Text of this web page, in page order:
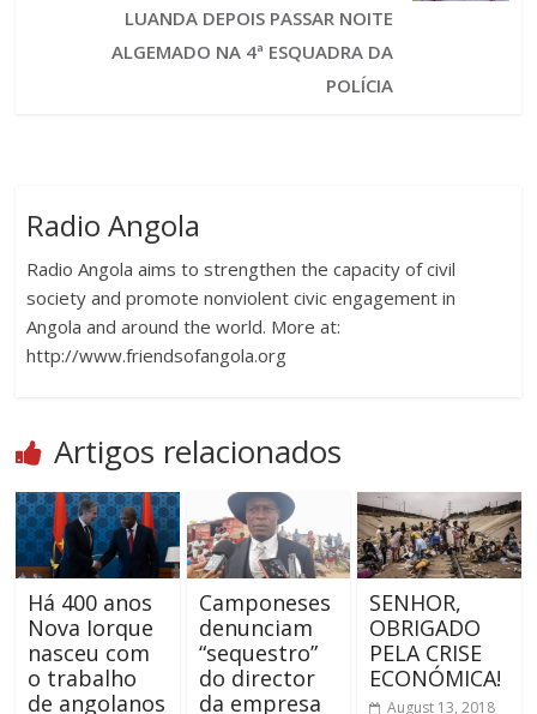
LUANDA DEPOIS PASSAR NOITE
ALGEMADO NA 4ª ESQUADRA DA
POLÍCIA
Radio Angola
Radio Angola aims to strengthen the capacity of civil
society and promote nonviolent civic engagement in
Angola and around the world. More at:
http://www.friendsofangola.org
Artigos relacionados
Há 400 anos
Nova Iorque
nasceu com
o trabalho
de angolanos
Camponeses
denunciam
“sequestro”
do director
da empresa
SENHOR,
OBRIGADO
PELA CRISE
ECONÓMICA!
August 13, 2018